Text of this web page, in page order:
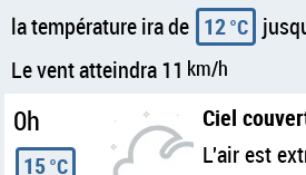
la température ira de 12°C
Le vent atteindra 11 km/h
0h
15°C
Ciel
L'air est